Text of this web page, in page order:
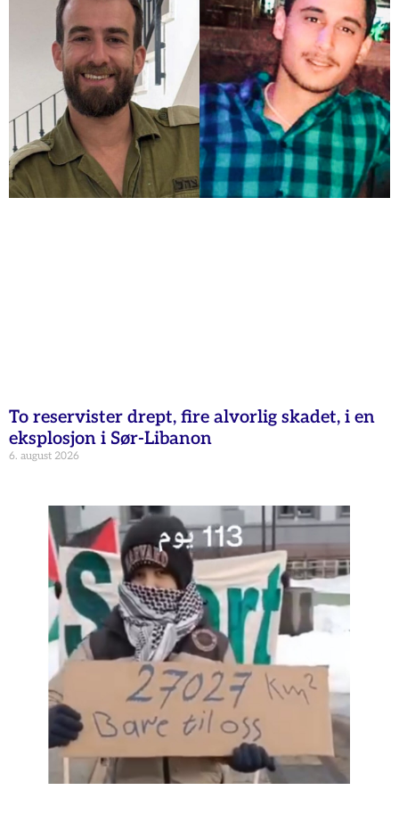
To reservister drept, fire alvorlig skadet, i en
eksplosjon i Sør-Libanon
6. august 2026